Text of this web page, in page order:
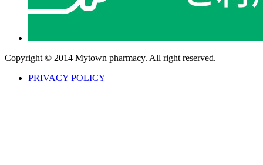
Copyright © 2014 Mytown pharmacy. All right reserved.
PRIVACY POLICY